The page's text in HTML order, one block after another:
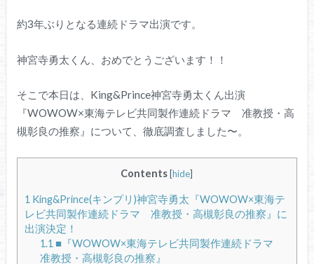
約3年ぶりとなる連続ドラマ出演です。
神宮寺勇太くん、おめでとうございます！！
そこで本日は、King&Prince神宮寺勇太くん出演
『WOWOW×東海テレビ共同製作連続ドラマ 准教授・高
槻彰良の推察』について、徹底調査しました〜。
Contents [hide]
1 King&Prince(キンプリ)神宮寺勇太『WOWOW×東海テ
レビ共同製作連続ドラマ 准教授・高槻彰良の推察』に
出演決定！
1.1 ■『WOWOW×東海テレビ共同製作連続ドラマ
准教授・高槻彰良の推察』